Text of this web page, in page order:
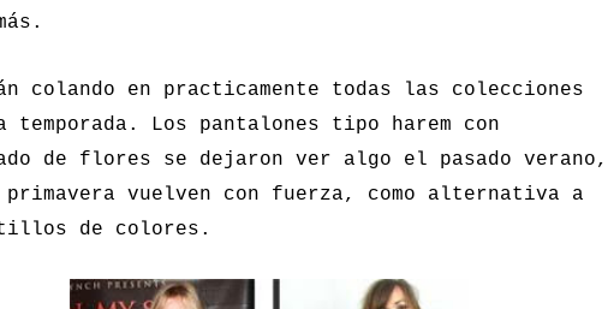
colando en practicamente todas las colecciones
temporada. Los pantalones tipo harem con
de flores se dejaron ver algo el pasado verano,
vuelven con fuerza, como alternativa a
de colores.